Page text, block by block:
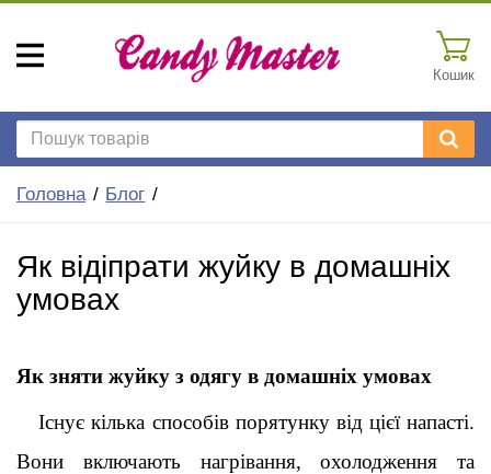
Кошик
Головна Блог
Як відіпрати жуйку в домашніх
умовах
Як зняти жуйку з одягу в домашніх умовах
Існує кілька способів порятунку від цієї напасті.
Вони включають нагрівання, охолодження та